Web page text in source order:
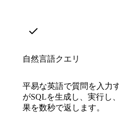
自然言語クエリ
平易な英語で質問を入力
がSQLを生成し、実行し
果を数秒で返します。